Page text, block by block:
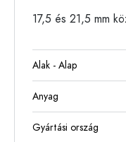
17,5 és 21,5 mm
Alak - Alap
Anyag
Gyártási ország